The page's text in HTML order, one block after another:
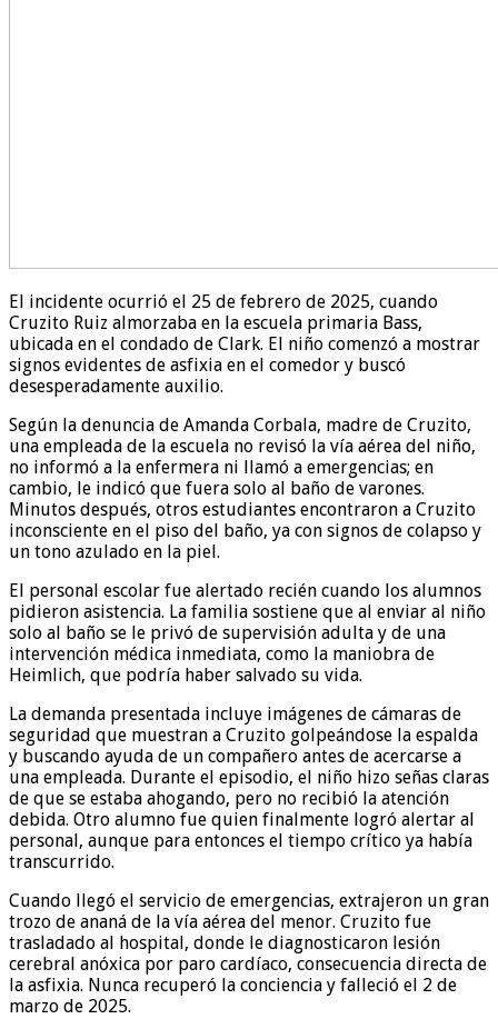
El incidente ocurrió el 25 de febrero de 2025, cuando
Cruzito Ruiz almorzaba en la escuela primaria Bass,
ubicada en el condado de Clark. El niño comenzó a mostrar
signos evidentes de asfixia en el comedor y buscó
desesperadamente auxilio.
Según la denuncia de Amanda Corbala, madre de Cruzito,
una empleada de la escuela no revisó la vía aérea del niño,
no informó a la enfermera ni llamó a emergencias; en
cambio, le indicó que fuera solo al baño de varones.
Minutos después, otros estudiantes encontraron a Cruzito
inconsciente en el piso del baño, ya con signos de colapso y
un tono azulado en la piel.
El personal escolar fue alertado recién cuando los alumnos
pidieron asistencia. La familia sostiene que al enviar al niño
solo al baño se le privó de supervisión adulta y de una
intervención médica inmediata, como la maniobra de
Heimlich, que podría haber salvado su vida.
La demanda presentada incluye imágenes de cámaras de
seguridad que muestran a Cruzito golpeándose la espalda
y buscando ayuda de un compañero antes de acercarse a
una empleada. Durante el episodio, el niño hizo señas claras
de que se estaba ahogando, pero no recibió la atención
debida. Otro alumno fue quien finalmente logró alertar al
personal, aunque para entonces el tiempo crítico ya había
transcurrido.
Cuando llegó el servicio de emergencias, extrajeron un gran
trozo de ananá de la vía aérea del menor. Cruzito fue
trasladado al hospital, donde le diagnosticaron lesión
cerebral anóxica por paro cardíaco, consecuencia directa de
la asfixia. Nunca recuperó la conciencia y falleció el 2 de
marzo de 2025.